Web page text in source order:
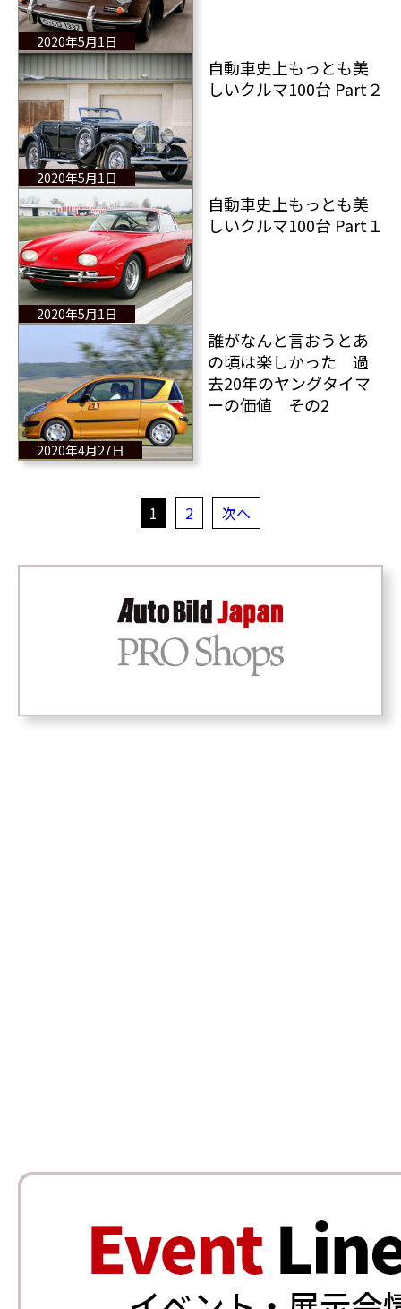
2020年5月1日
2020年5月1日
自動車史上もっとも美
しいクルマ100台 Part２
2020年5月1日
自動車史上もっとも美
しいクルマ100台 Part１
2020年4月27日
誰がなんと言おうとあ
の頃は楽しかった 過
去20年のヤングタイマ
ーの価値 その2
1 2 次へ